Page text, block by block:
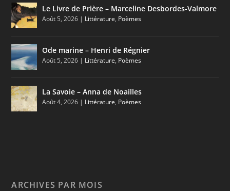
Le Livre de Prière – Marceline Desbordes-Valmore
Août 5, 2026 | Littérature, Poèmes
Ode marine – Henri de Régnier
Août 5, 2026 | Littérature, Poèmes
La Savoie – Anna de Noailles
Août 4, 2026 | Littérature, Poèmes
ARCHIVES PAR MOIS